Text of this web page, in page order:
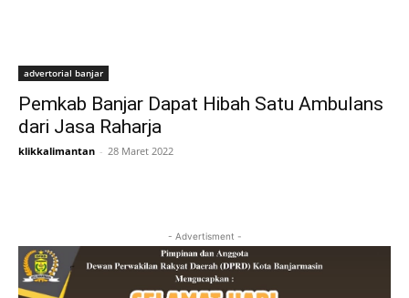
advertorial banjar
Pemkab Banjar Dapat Hibah Satu Ambulans
dari Jasa Raharja
klikkalimantan - 28 Maret 2022
- Advertisment -